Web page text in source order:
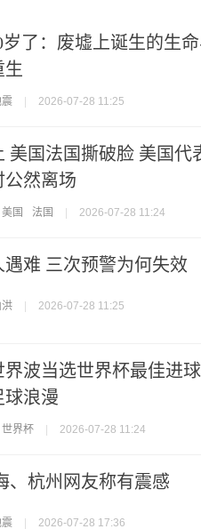
岁了：废墟上诞生的生
生
2026-07-28 11:25
美国法国撕破脸 美国代
公然离场
美国 法国 2026-07-28 11:24
遇难 三次预警为何失效
洪 2026-07-28 11:25
波当选世界杯最佳进球
球浪漫
世界杯 2026-07-28 11:24
、杭州网友称有震感
2026-07-28 17:36